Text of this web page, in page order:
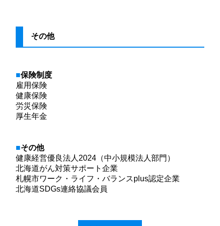
その他
保険制度
雇用保険
健康保険
労災保険
厚生年金
その他
健康経営優良法人2024（中小規模法人部門）
北海道がん対策サポート企業
札幌市ワーク・ライフ・バランスplus認定企業
北海道SDGs連絡協議会員